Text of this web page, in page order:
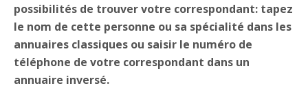
possibilités de trouver votre correspondant: tapez
le nom de cette personne ou sa spécialité dans les
annuaires classiques ou saisir le numéro de
téléphone de votre correspondant dans un
annuaire inversé.